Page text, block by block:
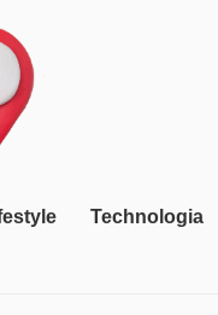
Technologia